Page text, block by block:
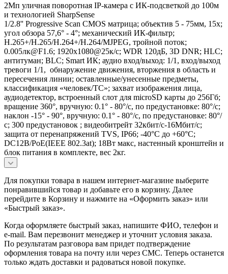
2Мп уличная поворотная IP-камера с ИК-подсветкой до 100м
и технологией SharpSense
1/2.8'' Progressive Scan CMOS матрица; объектив 5 - 75мм, 15x;
угол обзора 57,6° - 4°; механический ИК-фильтр;
H.265+/H.265/H.264+/H.264/MJPEG, тройной поток;
0.005лк@F1.6; 1920х1080@25к/с; WDR 120дБ, 3D DNR; HLC;
антитуман; BLC; Smart ИК; аудио вход/выход: 1/1, вход/выход
тревоги 1/1, обнаружение движения, вторжения в область и
пересечения линии; оставленные/унесенные предметы,
классификация «человек/ТС»; захват изображения лица,
аудиодетектор, встроенный слот для microSD карты до 256Гб;
вращение 360°, вручную: 0.1° - 80°/с, по предустановке: 80°/с;
наклон -15° - 90°, вручную: 0.1° - 80°/с, по предустановке: 80°/
с; 300 предустановок ; видеобитрейт 32кбит/с-16Мбит/с;
защита от перенапряжений TVS, IP66; -40°C до +60°C;
DC12В/PoE(IEEE 802.3at); 18Вт макс, настенный кронштейн и
блок питания в комплекте, вес 2кг.
Для покупки товара в нашем интернет-магазине выберите
понравившийся товар и добавьте его в корзину. Далее
перейдите в Корзину и нажмите на «Оформить заказ» или
«Быстрый заказ».
Когда оформляете быстрый заказ, напишите ФИО, телефон и
e-mail. Вам перезвонит менеджер и уточнит условия заказа.
По результатам разговора вам придет подтверждение
оформления товара на почту или через СМС. Теперь останется
только ждать доставки и радоваться новой покупке.